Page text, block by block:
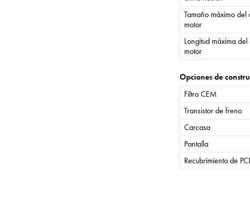
Tamaño máximo del
motor
Longitud máxima
motor
Opciones de
Filtro CEM
Transistor de freno
Carcasa
Pantalla
Recubrimiento de